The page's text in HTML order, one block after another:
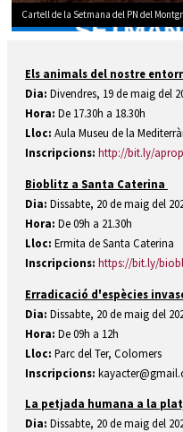
Cartell de la Setmana del PN del
Els animals del nostre
Dia: Divendres, 19 de maig del
Hora: De 17.30h a 18.30h
Lloc: Aula Museu de la
Inscripcions: http://bit.ly/
Bioblitz a Santa Caterina
Dia: Dissabte, 20 de maig del
Hora: De 09h a 21.30h
Lloc: Ermita de Santa Caterina
Inscripcions: https://bit.ly/
Erradicació d'espècies
Dia: Dissabte, 20 de maig del
Hora: De 09h a 12h
Lloc: Parc del Ter, Colomers
Inscripcions:
La petjada humana a la
Dia: Dissabte, 20 de maig del